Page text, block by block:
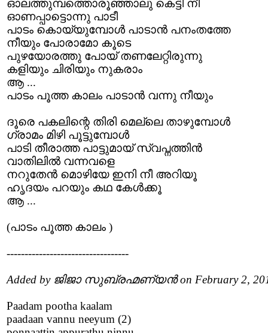
ഓലത്തുമ്പത്തൊരൂഞ്ഞാലു കെട്ടി നീ
ഓണപ്പാട്ടൊന്നു പാടീ
പാടം കൊയ്യുമ്പോള്‍ പാടാന്‍ പനംതത്തേ
നീയും പോരാമോ കൂടെ
പുഴയോരത്തു പോയ്‌ തണലേറ്റിരുന്നു
കളിയും ചിരിയും നുകരാം
ആ ...
പാടം പൂത്ത കാലം പാടാന്‍ വന്നു നീയും
ദൂരെ പകലിന്റെ തിരി മെല്ലെ താഴുമ്പോള്‍
ഗ്രാമം മിഴി പൂട്ടുമ്പോള്‍
പാടി തീരാത്ത പാട്ടുമായ് സ്വപ്നത്തിന്‍
വാതിലില്‍ വന്നവളെ
നറുതേന്‍ മൊഴിയേ ഇനി നീ അറിയൂ
ഹൃദയം പറയും കഥ കേള്‍ക്കൂ
ആ ...
(പാടം പൂത്ത കാലം )
----------------------------------
Added by ജിജാ സുബ്രഹ്മണ്യൻ on February 2,
Paadam pootha kaalam
paadaan vannu neeyum (2)